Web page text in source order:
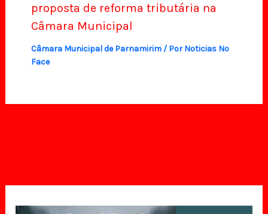
proposta de reforma tributária na
Câmara Municipal
Câmara Municipal de Parnamirim/ Por Noticias No
Face